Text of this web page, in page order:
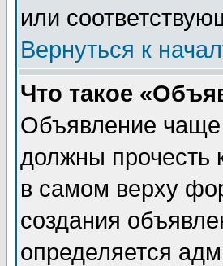
или
Вернуться к
Что такое
Объявление
должны прочесть
в самом верху
создания
определяется